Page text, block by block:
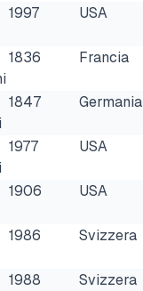
1997 USA
1836 Francia
1847 Germania
1977 USA
1906 USA
1986 Svizzera
1988 Svizzera